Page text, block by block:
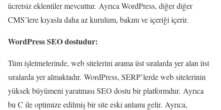
ücretsiz eklentiler mevcuttur. Ayrıca WordPress, diğer diğer
CMS’lere kıyasla daha az kurulum, bakım ve içeriği içerir.
WordPress SEO dostudur:
Tüm işletmelerinde, web sitelerini arama üst sıralarda yer alan üst
sıralarda yer almaktadır. WordPress, SERP’lerde web sitelerinin
yüksek büyümeni yaratması SEO dostu bir platformdur. Ayrıca
bu C ile optimize edilmiş bir site eski anlamı gelir. Ayrıca,